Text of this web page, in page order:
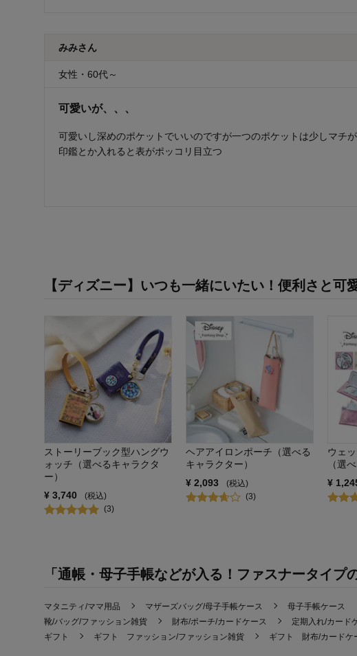
みみさん
女性・60代～
可愛いが、、、
可愛いし深めのポケットでいいのですが一つのポケットは少しマチ
印鑑とか入れると表がポッコリ目立つ
【ディズニー】いつも一緒にいたい！便利さと可
ストーリーブック型ハングウ
ォッチ（選べるキャラクタ
ー）
¥ 3,740
(税込)
(3)
ヘアアイロンポーチ（選べる
キャラクター）
¥ 2,093
(税込)
(3)
ウェ
（選
¥
「通帳・母子手帳などが入る！ファスナータイ
マタニティ/ママ用品 マザーズバッグ/母子手帳ケース
母子手帳ケース
靴/バッグ/ファッション雑貨
財布/ポーチ/カードケース
定期入れ/カード
ギフト
ギフト ファッション/ファッション雑貨 ギフト 財布/カードケ